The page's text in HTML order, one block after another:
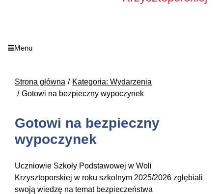
Menu
Strona główna
Kategoria: Wydarzenia
Gotowi na bezpieczny wypoczynek
Gotowi na bezpieczny
wypoczynek
Uczniowie Szkoły Podstawowej w Woli
Krzysztoporskiej w roku szkolnym 2025/2026 zgłębiali
swoją wiedzę na temat bezpieczeństwa